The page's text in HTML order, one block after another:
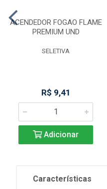
ACENDEDOR FOGAO FLAME
PREMIUM UND
SELETIVA
R$ 9,41
Adicionar
Características